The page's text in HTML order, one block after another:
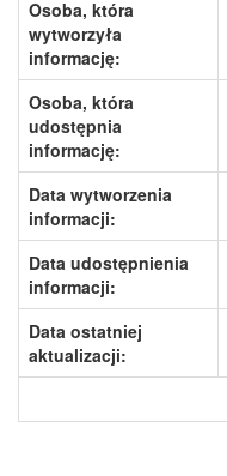
Osoba, która
wytworzyła
informację:
Osoba, która
udostępnia
informację:
Data wytworzenia
informacji:
Data udostępnienia
informacji:
Data ostatniej
aktualizacji: